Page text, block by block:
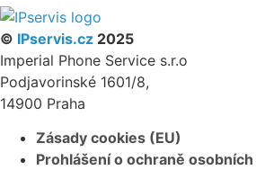
© IPservis.cz 2025
Imperial Phone Service s.r.o
Podjavorinské 1601/8,
14900 Praha
Zásady cookies (EU)
Prohlášení o ochraně osobních